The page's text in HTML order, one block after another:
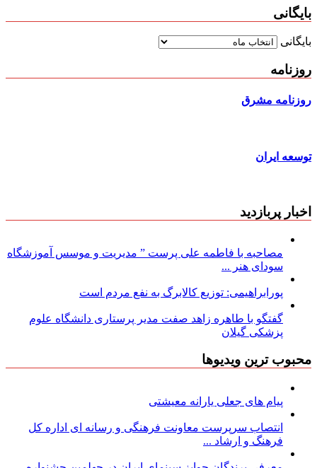
بایگانی
بایگانی
روزنامه
روزنامه مشرق
توسعه ایران
اخبار پربازدید
مصاحبه با فاطمه علی پرست ” مدیریت و موسس آموزشگاه
سودای هنر ...
پورابراهیمی: توزیع کالابرگ به نفع مردم است
گفتگو با طاهره زاهد صفت مدیر پرستاری دانشگاه علوم
پزشکی گیلان
محبوب ترین ویدیوها
پیام های جعلی یارانه معیشتی
انتصاب سرپرست معاونت فرهنگی و رسانه ای اداره کل
فرهنگ و ارشاد ...